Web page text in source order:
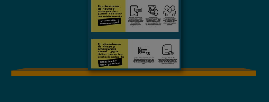
MATERIAL GRÁFICO